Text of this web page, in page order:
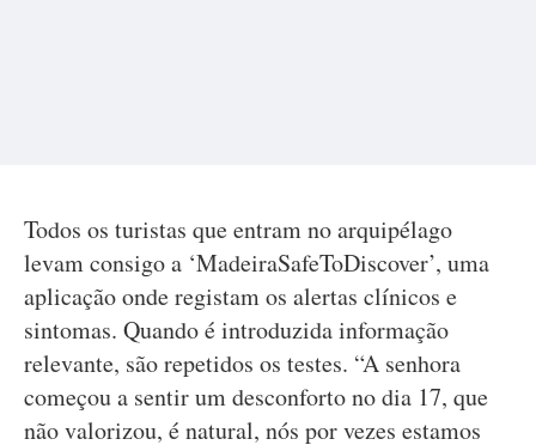
Todos os turistas que entram no arquipélago
levam consigo a ‘MadeiraSafeToDiscover’, uma
aplicação onde registam os alertas clínicos e
sintomas. Quando é introduzida informação
relevante, são repetidos os testes. “A senhora
começou a sentir um desconforto no dia 17, que
não valorizou, é natural, nós por vezes estamos